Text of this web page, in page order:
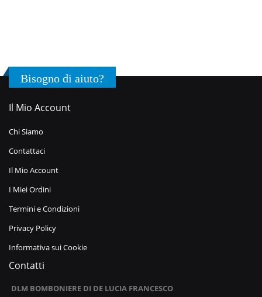
Bisogno di aiuto?
Il Mio Account
Chi Siamo
Contattaci
Il Mio Account
I Miei Ordini
Termini e Condizioni
Privacy Policy
Informativa sui Cookie
Contatti
DLM BOMBONIERE DI DE LUCIA FRANCESCO